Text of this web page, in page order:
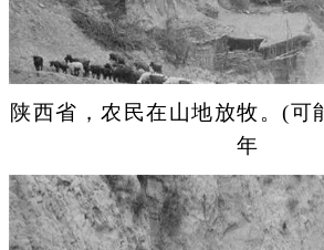
陕西省，农民在山地放牧。(可
年